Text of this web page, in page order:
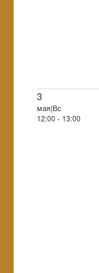
3
мая|Вс
12:00 - 13:00